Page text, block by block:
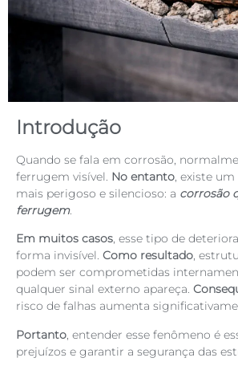
Introdução
Quando se fala em corrosão,
ferrugem visível. No entanto, existe
mais perigoso e silencioso: a corrosão
ferrugem.
Em muitos casos, esse tipo de
forma invisível. Como resultado,
podem ser comprometidas
qualquer sinal externo apareça.
risco de falhas aumenta
Portanto, entender esse fenômeno é
prejuízos e garantir a segurança das